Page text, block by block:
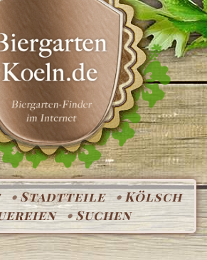
Stadtteile
Kölsch
Suchen